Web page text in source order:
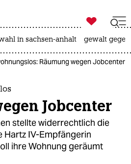
zahl ich
ich

taz zahl ich
in sachsen-anhalt gewalt
Räumung wegen Jobcenter
Jobcenter
stellte widerrechtlich die
Hartz IV-Empfängerin
ihre Wohnung geräumt